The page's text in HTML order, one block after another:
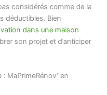
considérés comme de la
déductibles. Bien
dans une maison
son projet et d’anticiper
MaPrimeRénov’ en